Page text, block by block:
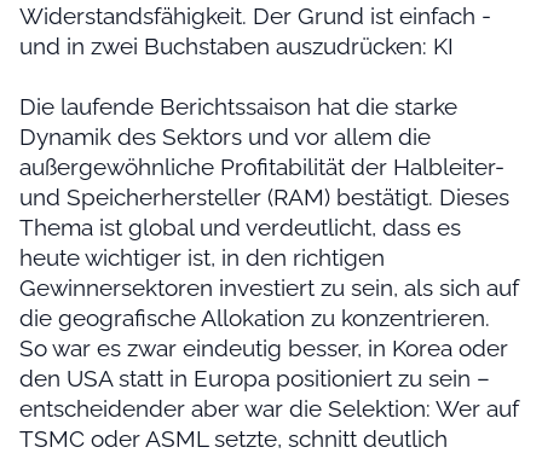
Widerstandsfähigkeit. Der Grund ist einfach -
und in zwei Buchstaben auszudrücken: KI
Die laufende Berichtssaison hat die starke
Dynamik des Sektors und vor allem die
außergewöhnliche Profitabilität der Halbleiter-
und Speicherhersteller (RAM) bestätigt. Dieses
Thema ist global und verdeutlicht, dass es
heute wichtiger ist, in den richtigen
Gewinnersektoren investiert zu sein, als sich auf
die geografische Allokation zu konzentrieren.
So war es zwar eindeutig besser, in Korea oder
den USA statt in Europa positioniert zu sein –
entscheidender aber war die Selektion: Wer auf
TSMC oder ASML setzte, schnitt deutlich